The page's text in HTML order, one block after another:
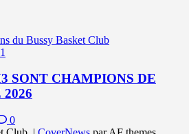
du Bussy Basket Club
SONT CHAMPIONS DE
0